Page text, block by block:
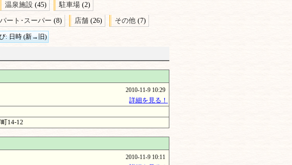
温泉施設 (45) 駐車場 (2)
ート･スーパー (8) 店舗 (26) その他 (7)
: 日時 (新→旧)
2010-11-9 10:29
詳細を見る！
14-12
2010-11-9 10:11